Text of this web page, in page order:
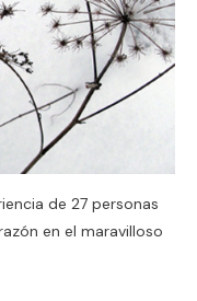
de 27 personas
en el maravilloso